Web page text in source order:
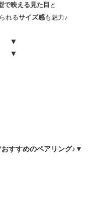
で映える見た目 と
れるサイズ感も魅力♪
▼
▼
すすめのペアリング♪▼